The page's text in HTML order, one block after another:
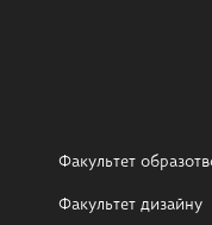
Факультет
Факультет дизайну